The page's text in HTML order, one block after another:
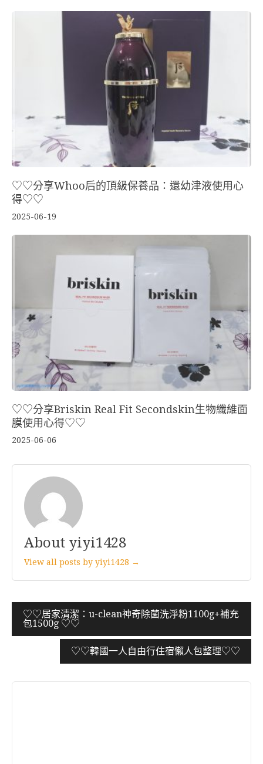
♡♡分享Whoo后的頂級保養品：還幼津液使用心
得♡♡
2025-06-19
♡♡分享Briskin Real Fit Secondskin生物纖維面
膜使用心得♡♡
2025-06-06
About yiyi1428
View all posts by yiyi1428 →
文
章
♡♡居家清潔：u-clean神奇除菌洗淨粉1100g+補充
包1500g ♡♡
♡♡韓國一人自由行住宿懶人包整理♡♡